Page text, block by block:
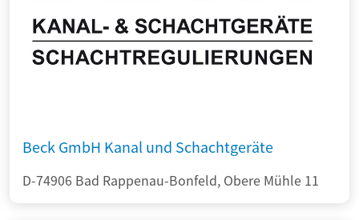
Beck GmbH Kanal und Schachtgeräte
D-74906 Bad Rappenau-Bonfeld, Obere Mühle 11